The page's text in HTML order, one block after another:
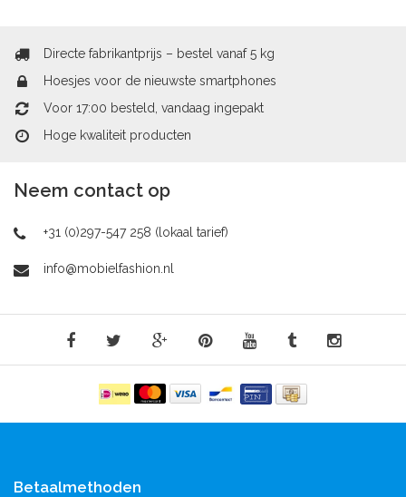
Directe fabrikantprijs – bestel vanaf 5 kg
Hoesjes voor de nieuwste smartphones
Voor 17:00 besteld, vandaag ingepakt
Hoge kwaliteit producten
Neem contact op
+31 (0)297-547 258 (lokaal tarief)
info@mobielfashion.nl
Betaalmethoden